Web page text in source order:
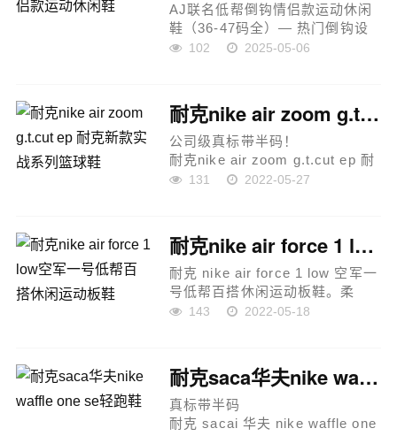
AJ联名低帮倒钩情侣款运动休闲
鞋（36-47码全）— 热门倒钩设
计 / 情侣同款 / 潮流休闲百搭之
品，设计感与辨识度极高，...
102 2025-05-06
耐克nike air zoom g.t.cut ep 耐克新款实战系列篮球鞋
公司级真标带半码！
耐克nike air zoom g.t.cut ep 耐
克新款实战系列篮球鞋 #全掌
应速度， 轻质双层网质鞋面 ，鞋
面部...
131 2022-05-27
耐克nike air force 1 low空军一号低帮百搭休闲运动板鞋
耐克 nike air force 1 low 空军一
号低帮百搭休闲运动板鞋。柔
软、弹性十足的缓震性能和出色
多年的force 1，直到今天...
143 2022-05-18
耐克saca华夫nike waffle one se轻跑鞋
真标带半码
耐克 sacai 华夫 nike waffle one